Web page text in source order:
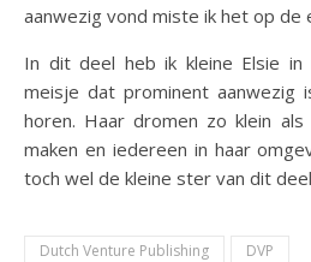
aanwezig vond miste ik het op de
In dit deel heb ik kleine Elsie in
meisje dat prominent aanwezig
horen. Haar dromen zo klein
maken en iedereen in haar
toch wel de kleine ster van dit
Dutch Venture Publishing
DVP